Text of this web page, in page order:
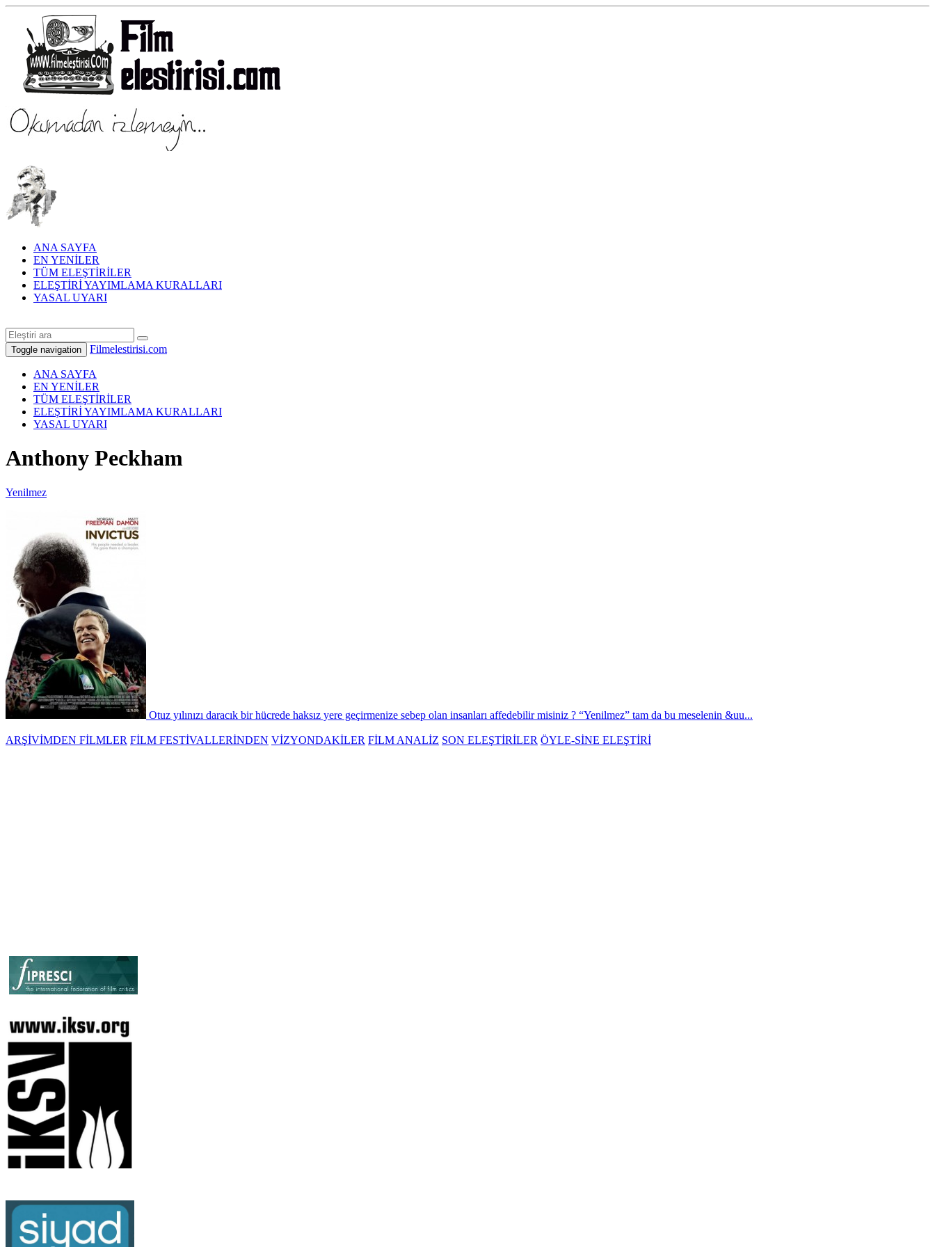
ANA SAYFA
EN YENİLER
TÜM ELEŞTİRİLER
ELEŞTİRİ YAYIMLAMA KURALLARI
YASAL UYARI
Toggle navigation Filmelestirisi.com
ANA SAYFA
EN YENİLER
TÜM ELEŞTİRİLER
ELEŞTİRİ YAYIMLAMA KURALLARI
YASAL UYARI
Anthony Peckham
Yenilmez
Otuz yılınızı daracık bir hücrede haksız yere geçirmenize sebep olan insanları affedebilir misiniz ? “Yenilmez” tam da bu meselenin &uu...
ARŞİVİMDEN FİLMLER FİLM FESTİVALLERİNDEN VİZYONDAKİLER FİLM ANALİZ SON ELEŞTİRİLER ÖYLE-SİNE ELEŞTİRİ